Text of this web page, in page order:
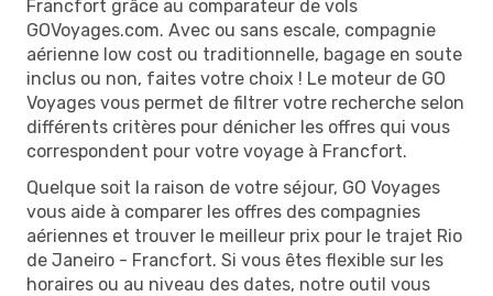
Francfort grâce au comparateur de vols
GOVoyages.com. Avec ou sans escale, compagnie
aérienne low cost ou traditionnelle, bagage en soute
inclus ou non, faites votre choix ! Le moteur de GO
Voyages vous permet de filtrer votre recherche selon
différents critères pour dénicher les offres qui vous
correspondent pour votre voyage à Francfort.
Quelque soit la raison de votre séjour, GO Voyages
vous aide à comparer les offres des compagnies
aériennes et trouver le meilleur prix pour le trajet Rio
de Janeiro - Francfort. Si vous êtes flexible sur les
horaires ou au niveau des dates, notre outil vous